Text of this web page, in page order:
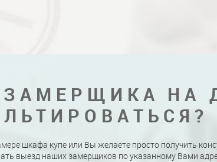
НА
шкафа купе или Вы желаете просто получить
выезд наших замерщиков по указанному Вами